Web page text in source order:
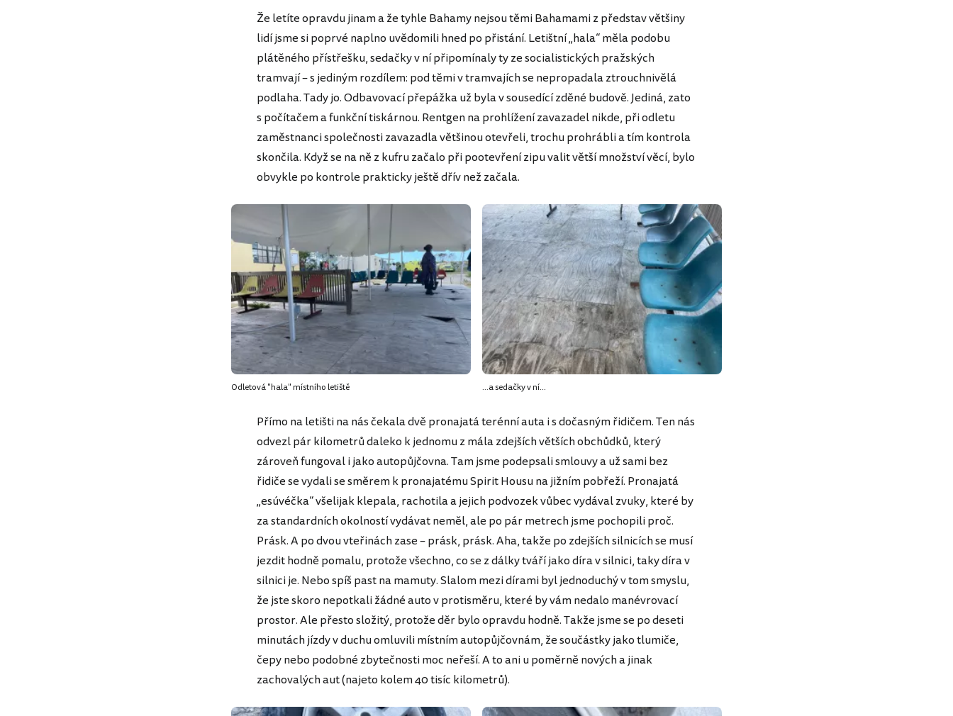
Že letíte opravdu jinam a že tyhle Bahamy nejsou těmi Bahamami z představ většiny
lidí jsme si poprvé naplno uvědomili hned po přistání. Letištní „hala“ měla podobu
plátěného přístřešku, sedačky v ní připomínaly ty ze socialistických pražských
tramvají – s jediným rozdílem: pod těmi v tramvajích se nepropadala ztrouchnivělá
podlaha. Tady jo. Odbavovací přepážka už byla v sousedící zděné budově. Jediná, zato
s počítačem a funkční tiskárnou. Rentgen na prohlížení zavazadel nikde, při odletu
zaměstnanci společnosti zavazadla většinou otevřeli, trochu prohrábli a tím kontrola
skončila. Když se na ně z kufru začalo při pootevření zipu valit větší množství věcí, bylo
obvykle po kontrole prakticky ještě dřív než začala.
Odletová "hala" místního letiště ...a sedačky v ní...
Přímo na letišti na nás čekala dvě pronajatá terénní auta i s dočasným řidičem. Ten nás
odvezl pár kilometrů daleko k jednomu z mála zdejších větších obchůdků, který
zároveň fungoval i jako autopůjčovna. Tam jsme podepsali smlouvy a už sami bez
řidiče se vydali se směrem k pronajatému Spirit Housu na jižním pobřeží. Pronajatá
„esúvéčka“ všelijak klepala, rachotila a jejich podvozek vůbec vydával zvuky, které by
za standardních okolností vydávat neměl, ale po pár metrech jsme pochopili proč.
Prásk. A po dvou vteřinách zase – prásk, prásk. Aha, takže po zdejších silnicích se musí
jezdit hodně pomalu, protože všechno, co se z dálky tváří jako díra v silnici, taky díra v
silnici je. Nebo spíš past na mamuty. Slalom mezi dírami byl jednoduchý v tom smyslu,
že jste skoro nepotkali žádné auto v protisměru, které by vám nedalo manévrovací
prostor. Ale přesto složitý, protože děr bylo opravdu hodně. Takže jsme se po deseti
minutách jízdy v duchu omluvili místním autopůjčovnám, že součástky jako tlumiče,
čepy nebo podobné zbytečnosti moc neřeší. A to ani u poměrně nových a jinak
zachovalých aut (najeto kolem 40 tisíc kilometrů).